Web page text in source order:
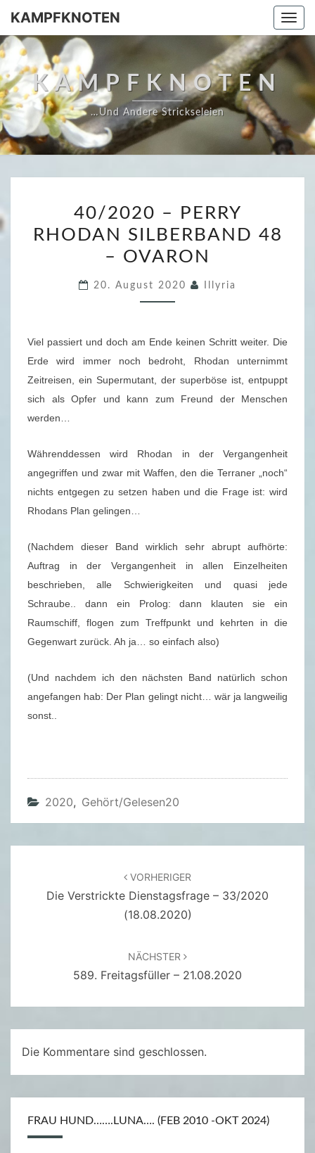
Skip
content
KAMPFKNOTEN
KAMPFKNOTEN
…und Andere Strickseleien
0
/
2
2
P
E
R
R
N
S
I
B
B
A
O
V
A
O
N
40/2020 – PERRY
RHODAN SILBERBAND 48
– OVARON
20. August 2020 Illyria
Viel passiert und doch am Ende keinen Schritt weiter. Die
Erde wird immer noch bedroht, Rhodan unternimmt
Zeitreisen, ein Supermutant, der superböse ist, entpuppt
sich als Opfer und kann zum Freund der Menschen
werden…
Währenddessen wird Rhodan in der Vergangenheit
angegriffen und zwar mit Waffen, den die Terraner „noch“
nichts entgegen zu setzen haben und die Frage ist: wird
Rhodans Plan gelingen…
(Nachdem dieser Band wirklich sehr abrupt aufhörte:
Auftrag in der Vergangenheit in allen Einzelheiten
beschrieben, alle Schwierigkeiten und quasi jede
Schraube.. dann ein Prolog: dann klauten sie ein
Raumschiff, flogen zum Treffpunkt und kehrten in die
Gegenwart zurück. Ah ja… so einfach also)
(Und nachdem ich den nächsten Band natürlich schon
angefangen hab: Der Plan gelingt nicht… wär ja langweilig
sonst..
2020, Gehört/gelesen20
VORHERIGER
Die Verstrickte Dienstagsfrage – 33/2020
(18.08.2020)
NÄCHSTER
589. Freitagsfüller – 21.08.2020
Die Kommentare sind geschlossen.
FRAU HUND…….LUNA…. (FEB 2010 -OKT 2024)